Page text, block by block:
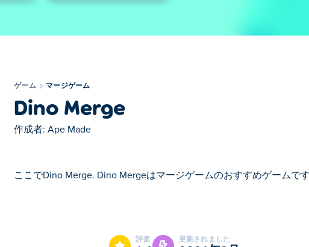
ゲーム マージゲーム
Dino Merge
作成者: Ape Made
ここでDino Merge. Dino Mergeはマージゲームのおすすめゲームで
ージゲームのおすすめゲームです。
評価 更新されました